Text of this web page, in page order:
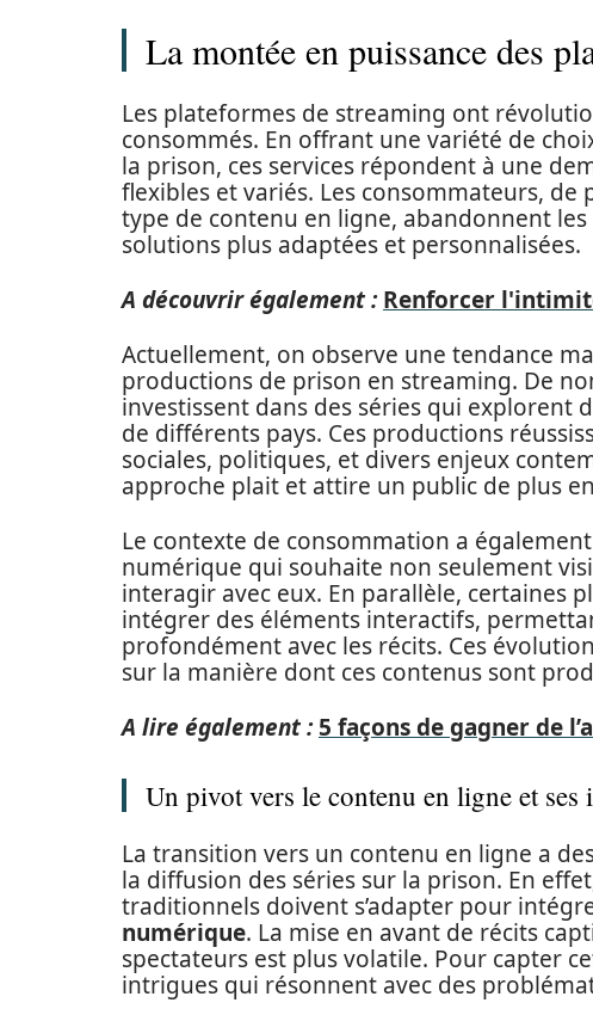
La montée en puissance des
Les plateformes de streaming ont
consommés. En offrant une variété de
la prison, ces services répondent à une
flexibles et variés. Les consommateurs,
type de contenu en ligne, abandonnent
solutions plus adaptées et personnalisées.
A découvrir également : Renforcer
Actuellement, on observe une tendance
productions de prison en streaming. De
investissent dans des séries qui explorent
de différents pays. Ces productions
sociales, politiques, et divers enjeux
approche plait et attire un public de plus
Le contexte de consommation a
numérique qui souhaite non seulement
interagir avec eux. En parallèle, certaines
intégrer des éléments interactifs,
profondément avec les récits. Ces
sur la manière dont ces contenus sont
A lire également : 5 façons de gagner de
Un pivot vers le contenu en ligne et ses
La transition vers un contenu en ligne a
la diffusion des séries sur la prison. En
traditionnels doivent s’adapter pour
numérique. La mise en avant de récits
spectateurs est plus volatile. Pour capter
intrigues qui résonnent avec des